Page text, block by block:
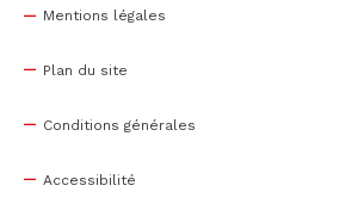
Mentions légales
Plan du site
Conditions générales
Accessibilité